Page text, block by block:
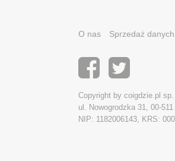
O nas Sprzedaż danych
Copyright by coigdzie.pl sp.
ul. Nowogrodzka 31, 00-
NIP: 1182006143, KRS: